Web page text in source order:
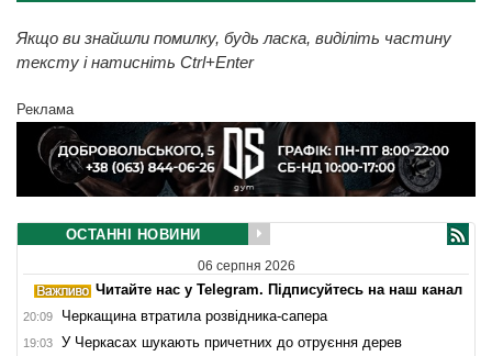
Якщо ви знайшли помилку, будь ласка, виділіть частину
тексту і натисніть Ctrl+Enter
Реклама
ОСТАННІ НОВИНИ
06 серпня 2026
Читайте нас у Telegram. Підписуйтесь на наш канал
20:09 Черкащина втратила розвідника-сапера
19:03 У Черкасах шукають причетних до отруєння дерев